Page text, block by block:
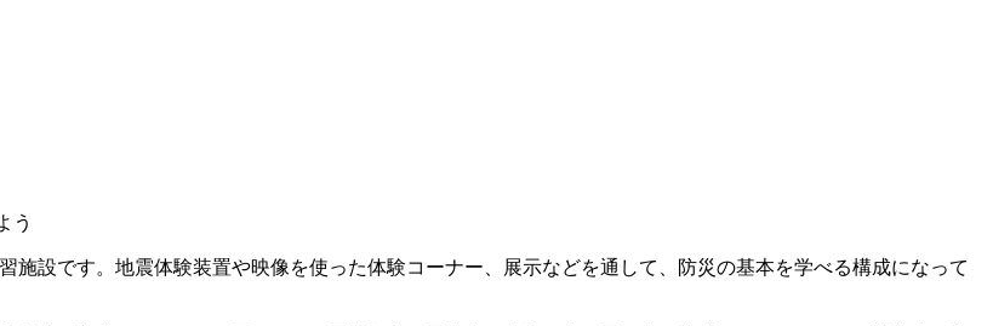
う
設です。地震体験装置や映像を使った体験コーナー、展示などを通して、防災の基本を学べる構成になって